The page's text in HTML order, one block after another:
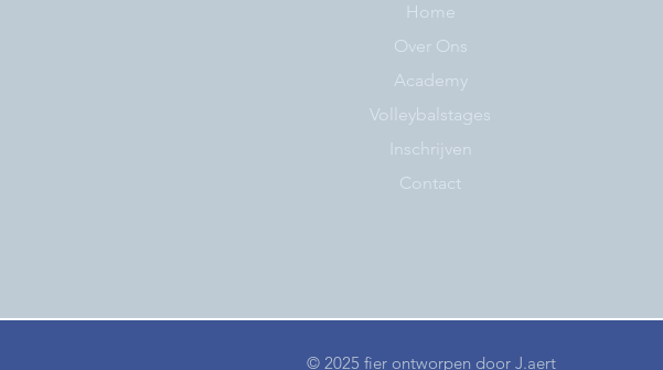
Home
Over Ons
Academy
Volleybalstages
Inschrijven
Contact
© 2025 fier ontworpen door J.aert